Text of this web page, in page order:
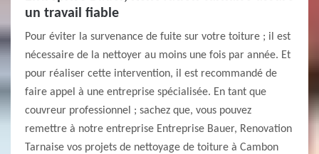
un travail fiable
Pour éviter la survenance de fuite sur votre toiture ; il est
nécessaire de la nettoyer au moins une fois par année. Et
pour réaliser cette intervention, il est recommandé de
faire appel à une entreprise spécialisée. En tant que
couvreur professionnel ; sachez que, vous pouvez
remettre à notre entreprise Entreprise Bauer, Renovation
Tarnaise vos projets de nettoyage de toiture à Cambon